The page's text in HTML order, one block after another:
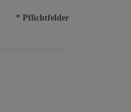
* Pflichtfelder